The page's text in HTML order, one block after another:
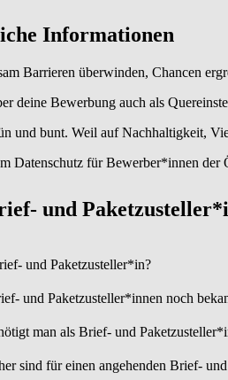
Informationen
Barrieren überwinden, Chancen
deine Bewerbung auch als
und bunt. Weil auf Nachhaltigkeit,
Datenschutz für Bewerber*innen der
un­d
un­d ­Pa­ket­zu­stel­ler*in?
un­d ­Pa­ket­zu­stel­ler*in­nen noch
man als Brie­f- un­d
sind für einen angehenden Brie­f-